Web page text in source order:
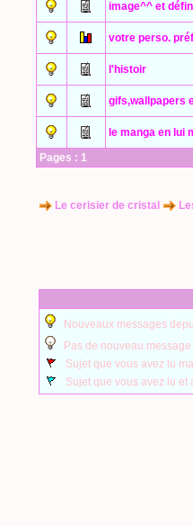
image^^ et
votre perso.
l'histoir
gifs,wallpapers
le manga en lui
Pages : 1
Le cerisier de cristal
Nouveaux messages
Pas de nouveau message
Sujet que vous avez lu
Sujet que vous avez lu et